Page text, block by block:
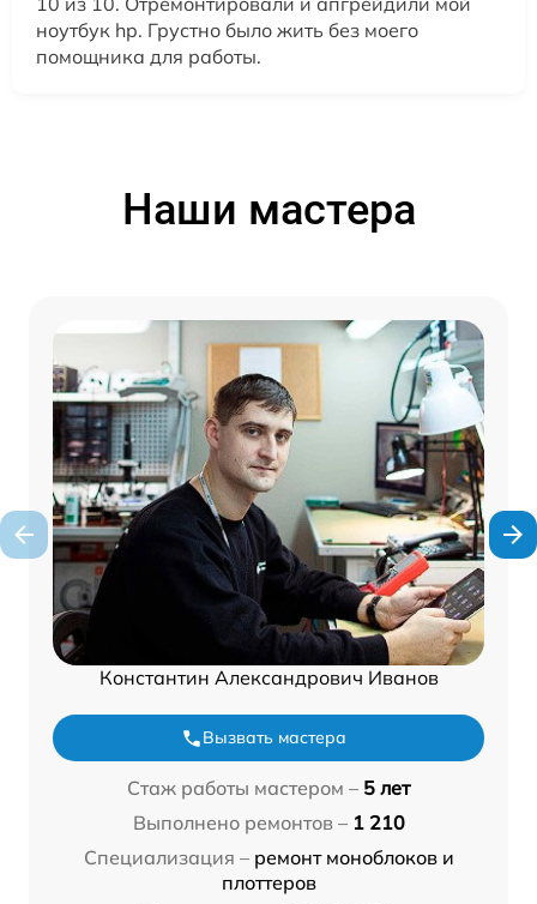
ноутбук hp. Грустно было жить без моего
помощника для работы.
Наши мастера
Константин Александрович Иванов
Вызвать мастера
Стаж работы мастером – 5 лет
Выполнено ремонтов – 1 210
Специализация – ремонт моноблоков и
плоттеров